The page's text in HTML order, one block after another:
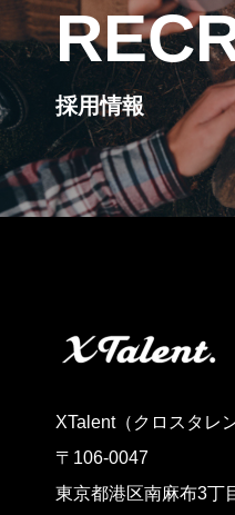
採用情報
XTalent（クロスタレ
〒106-0047
東京都港区南麻布3丁